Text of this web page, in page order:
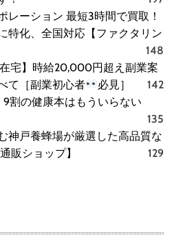
レーション 最短3時間で買取！
特化、全国対応【ファクタリン
148
在宅】時給20,000円超え副業案
て［副業初心者
必見］
142
割の健康本はもういらない
135
神戸養蜂場が厳選した高品質な
販ショップ】
129